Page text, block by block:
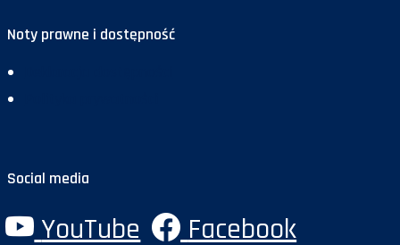
Noty prawne i dostępność
Social media
YouTube Facebook